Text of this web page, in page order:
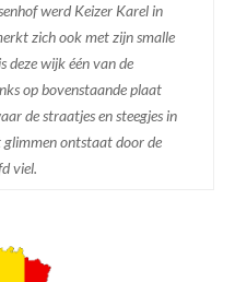
werd Keizer Karel in
zich ook met zijn smalle
deze wijk één van de
op bovenstaande plaat
de straatjes en steegjes in
ontstaat door de
viel.